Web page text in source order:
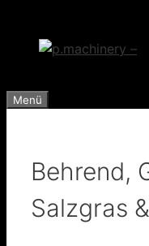
springen
Menü
Behrend,
Salzgras